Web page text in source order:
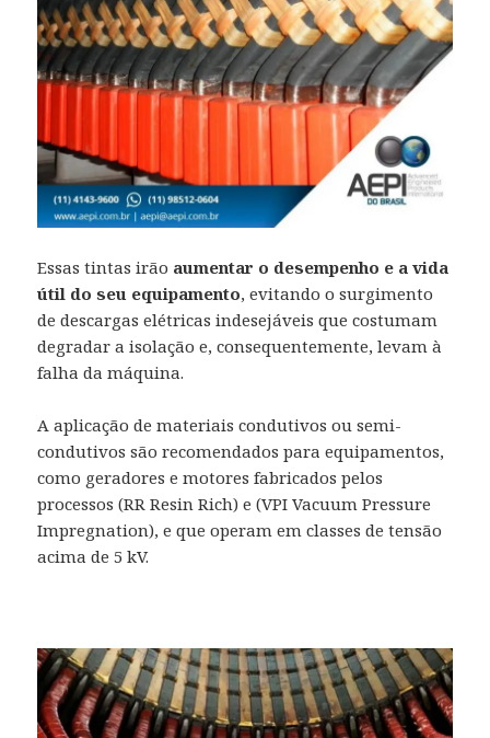
Essas tintas irão aumentar o desempenho e a vida
útil do seu equipamento, evitando o surgimento
de descargas elétricas indesejáveis que costumam
degradar a isolação e, consequentemente, levam à
falha da máquina.
A aplicação de materiais condutivos ou semi-
condutivos são recomendados para equipamentos,
como geradores e motores fabricados pelos
processos (RR Resin Rich) e (VPI Vacuum Pressure
Impregnation), e que operam em classes de tensão
acima de 5 kV.